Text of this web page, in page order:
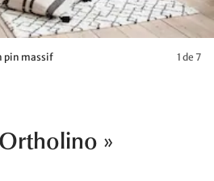
pin massif 1 de 7
»